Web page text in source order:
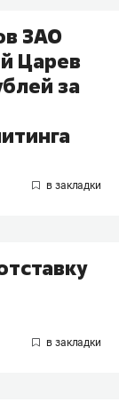
ЗАО
Царев
за